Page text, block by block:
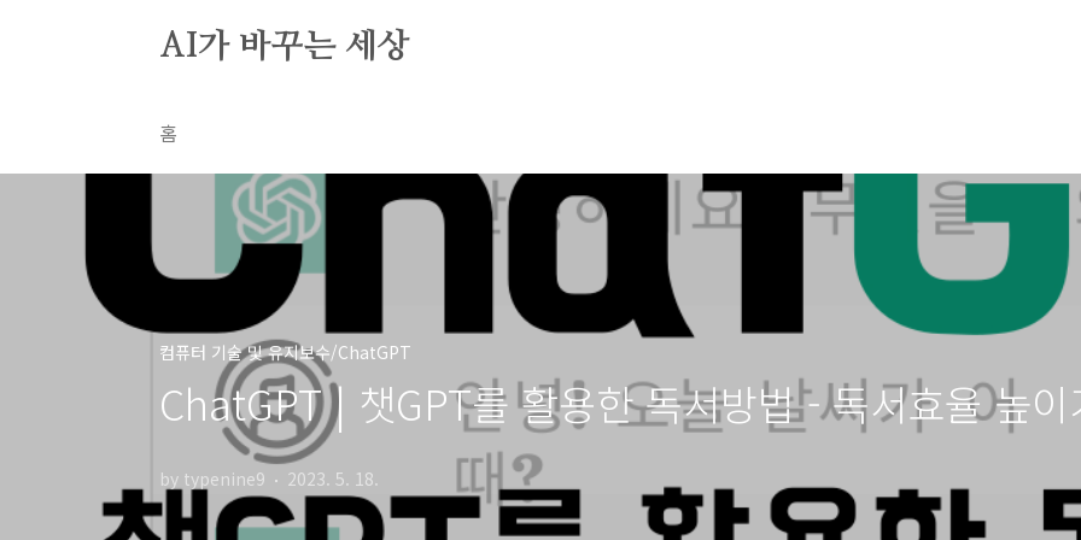
AI가 바꾸는 세상
홈
컴퓨터 기술 및 유지보수/ChatGPT
ChatGPT | 챗GPT를 활용한 독서방법 - 독서효율 높이
by typenine9 2023. 5. 18.